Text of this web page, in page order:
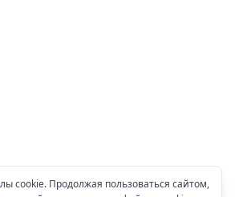
cookie. Продолжая пользоваться сайтом,